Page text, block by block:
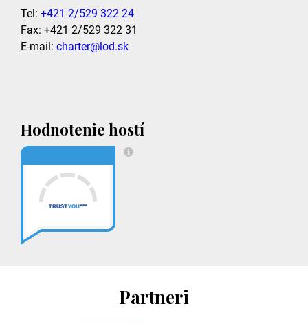
Tel: +421 2/529 322 24
Fax: +421 2/529 322 31
E-mail: charter@lod.sk
Hodnotenie hostí
Partneri